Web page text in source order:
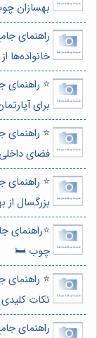
بهسازان
راهنمای
خانواده‌ها
⭐️
برای
⭐️
فضای داخلی
⭐️
بزرگسال
⭐️راهنمای
چوب 🛏️
⭐️
نکات
راهنمای